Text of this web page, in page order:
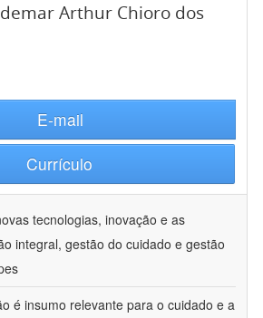
Arthur Chioro dos
E-mail
Currículo
tecnologias, inovação e as
integral, gestão do cuidado e gestão
é insumo relevante para o cuidado e a